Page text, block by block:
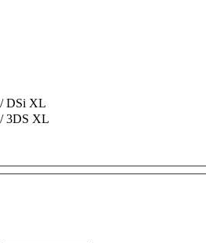
DSi XL
3DS XL